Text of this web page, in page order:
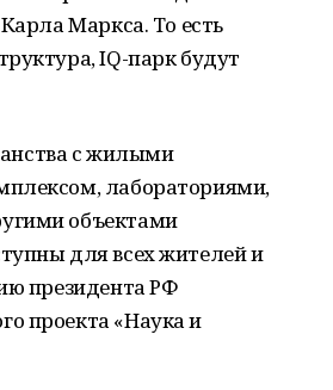
Маркса. То есть
IQ-парк будут
с жилыми
лабораториями,
объектами
для всех жителей и
президента РФ
проекта «Наука и